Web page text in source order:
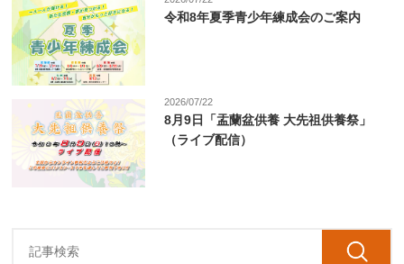
令和8年夏季青少年練成会のご案内
2026/07/22
8月9日「盂蘭盆供養 大先祖供養祭」
（ライブ配信）